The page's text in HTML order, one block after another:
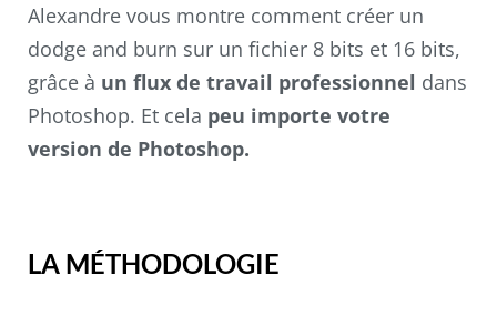
Alexandre vous montre comment créer un
dodge and burn sur un fichier 8 bits et 16 bits,
grâce à un flux de travail professionnel dans
Photoshop. Et cela peu importe votre
version de Photoshop.
LA MÉTHODOLOGIE